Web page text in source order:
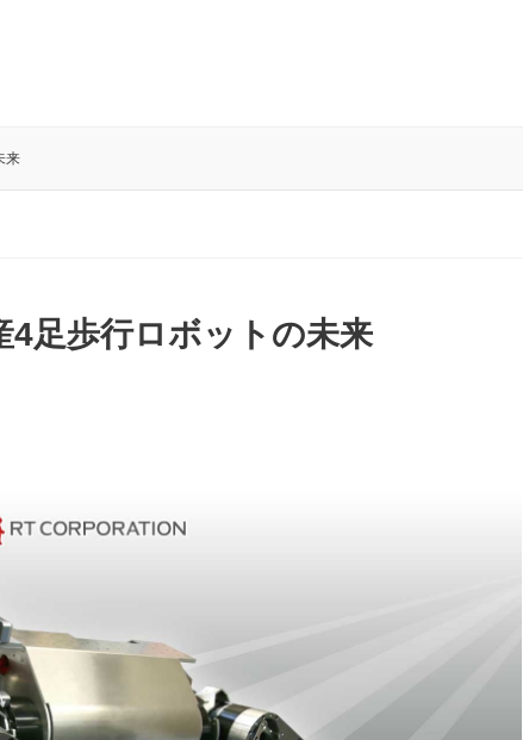
来
4足歩行ロボットの未来